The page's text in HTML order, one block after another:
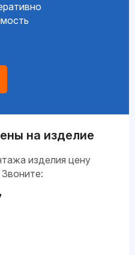
на изделие
изделия цену